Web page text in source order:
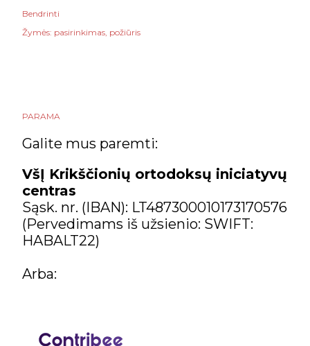
Bendrinti
Žymės: pasirinkimas požiūris
PARAMA
Galite mus paremti:
VšĮ Krikščionių ortodoksų iniciatyvų
centras
Sąsk. nr. (IBAN): LT487300010173170576
(Pervedimams iš užsienio: SWIFT:
HABALT22)
Arba: